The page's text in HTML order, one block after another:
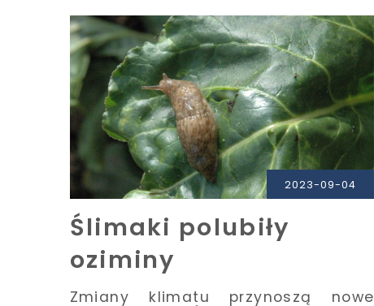
2023-09-04
Ślimaki polubiły
oziminy
Zmiany klimatu przynoszą nowe
PRZECZYTAJ